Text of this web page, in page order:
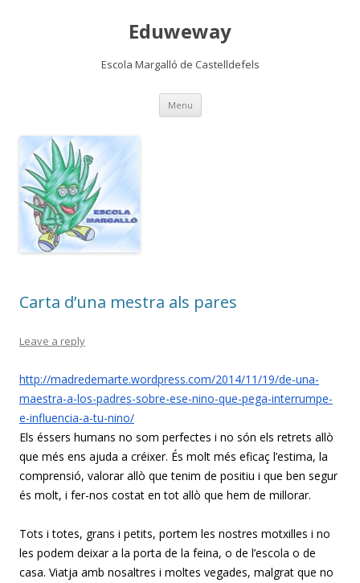
Eduweway
Escola Margalló de Castelldefels
Menu Skip
content
Carta d’una mestra als pares
Leave a reply
http://madredemarte.wordpress.com/2014/11/19/de-una-
maestra-a-los-padres-sobre-ese-nino-que-pega-interrumpe-
e-influencia-a-tu-nino/
Els éssers humans no som perfectes i no són els retrets allò
que més ens ajuda a créixer. És molt més eficaç l’estima, la
comprensió, valorar allò que tenim de positiu i que ben segur
és molt, i fer-nos costat en tot allò que hem de millorar.
Tots i totes, grans i petits, portem les nostres motxilles i no
les podem deixar a la porta de la feina, o de l’escola o de
casa. Viatja amb nosaltres i moltes vegades, malgrat que no